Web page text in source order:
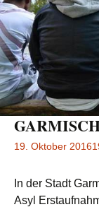
19. Oktober 2016
In der Stadt
Asyl